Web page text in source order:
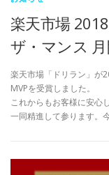
楽天市場
ザ・マンス
楽天市場「ドリラン」が
MVPを受賞しました。
これからもお客様に安心
一同精進して参ります。